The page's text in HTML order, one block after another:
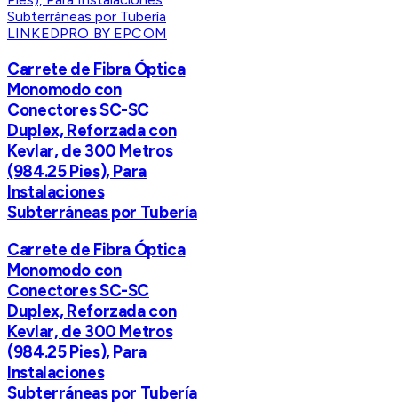
LINKEDPRO BY EPCOM
Carrete de Fibra Óptica
Monomodo con
Conectores SC-SC
Duplex, Reforzada con
Kevlar, de 300 Metros
(984.25 Pies), Para
Instalaciones
Subterráneas por Tubería
Carrete de Fibra Óptica
Monomodo con
Conectores SC-SC
Duplex, Reforzada con
Kevlar, de 300 Metros
(984.25 Pies), Para
Instalaciones
Subterráneas por Tubería